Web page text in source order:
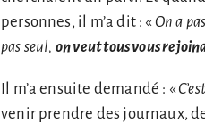
personnes, il m’a dit : « On a
pas seul, on veut tous vous
Il m’a ensuite demandé : «
venir prendre des journaux,